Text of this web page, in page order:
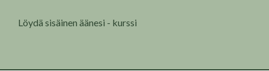
Löydä sisäinen äänesi - kurssi